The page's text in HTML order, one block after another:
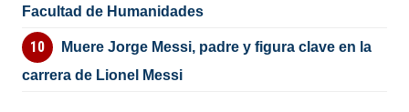
Facultad de Humanidades
Muere Jorge Messi, padre y figura clave en la
carrera de Lionel Messi